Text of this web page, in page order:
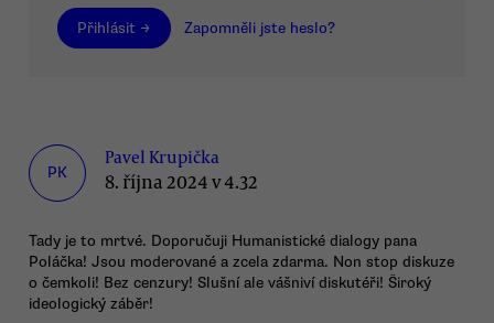
Přihlásit → Zapomněli jste heslo?
PK
Pavel Krupička
8. října 2024 v 4.32
Tady je to mrtvé. Doporučuji Humanistické dialogy pana
Poláčka! Jsou moderované a zcela zdarma. Non stop diskuze
o čemkoli! Bez cenzury! Slušní ale vášniví diskutéři! Široký
ideologický záběr!